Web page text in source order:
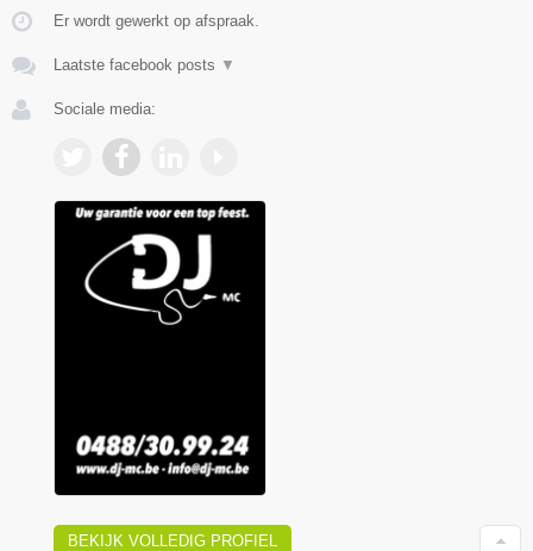
Er wordt gewerkt op afspraak.
Laatste facebook posts ▼
Sociale media:
BEKIJK VOLLEDIG PROFIEL